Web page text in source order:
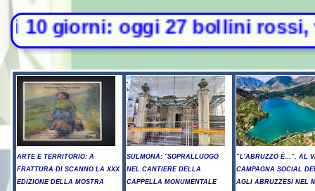
oggi 27 bollini rossi, venerdì
ARTE E TERRITORIO: A
FRATTURA DI SCANNO LA XXX
EDIZIONE DELLA MOSTRA
SULMONA: "SOPRALLUOGO
NEL CANTIERE DELLA
CAPPELLA MONUMENTALE
“L’ABRUZZO È…”, AL
CAMPAGNA SOCIAL
AGLI ABRUZZESI NEL